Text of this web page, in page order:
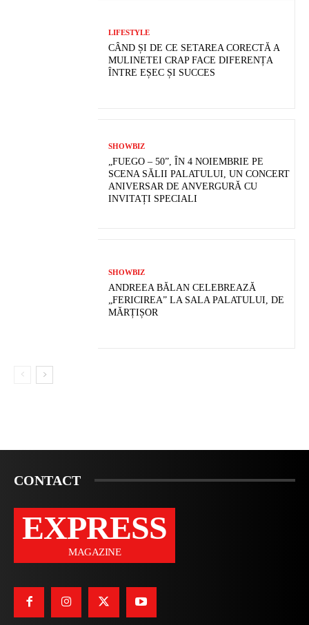
LIFESTYLE
CÂND ȘI DE CE SETAREA CORECTĂ A
MULINETEI CRAP FACE DIFERENȚA
ÎNTRE EȘEC ȘI SUCCES
SHOWBIZ
„FUEGO – 50”, ÎN 4 NOIEMBRIE PE
SCENA SĂLII PALATULUI, UN CONCERT
ANIVERSAR DE ANVERGURĂ CU
INVITAȚI SPECIALI
SHOWBIZ
ANDREEA BĂLAN CELEBREAZĂ
„FERICIREA” LA SALA PALATULUI, DE
MĂRȚIȘOR
CONTACT
EXPRESS
MAGAZINE